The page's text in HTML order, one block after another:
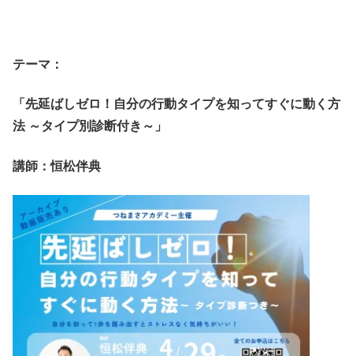
テーマ：
「先延ばしゼロ！自分の行動タイプを知ってすぐに動く方
法 ～タイプ別診断付き～」
講師：恒松伴典